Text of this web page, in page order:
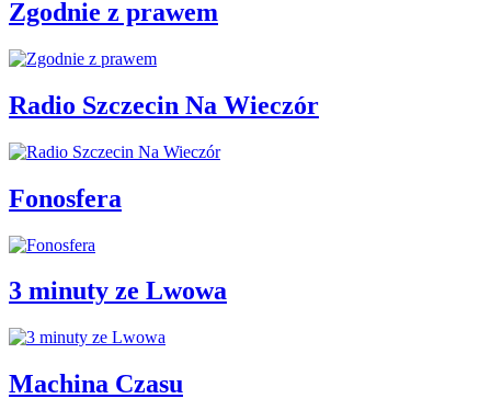
Zgodnie z prawem
Radio Szczecin Na Wieczór
Fonosfera
3 minuty ze Lwowa
Machina Czasu